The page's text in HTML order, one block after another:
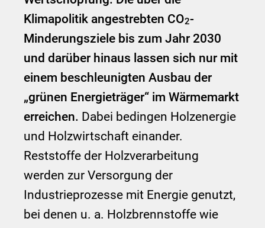
Klimapolitik angestrebten CO2-
Minderungsziele bis zum Jahr 2030
und darüber hinaus lassen sich nur mit
einem beschleunigten Ausbau der
„grünen Energieträger“ im Wärmemarkt
erreichen. Dabei bedingen Holzenergie
und Holzwirtschaft einander.
Reststoffe der Holzverarbeitung
werden zur Versorgung der
Industrieprozesse mit Energie genutzt,
bei denen u. a. Holzbrennstoffe wie